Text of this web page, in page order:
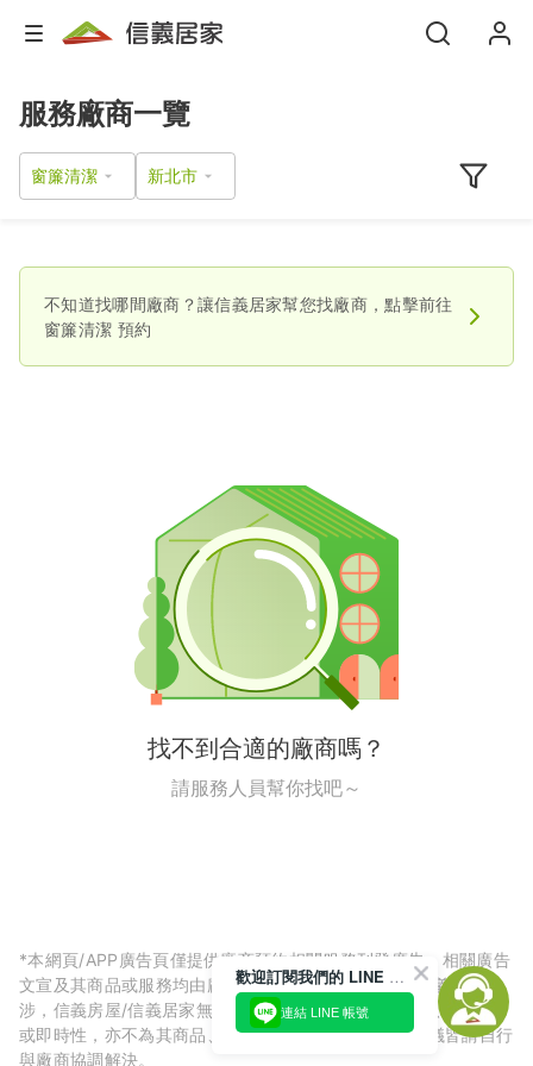
服務廠商一覽
窗簾清潔
不知道找哪間廠商？讓信義居家幫您找廠商，點擊前往
窗簾清潔 預約
找不到合適的廠商嗎？
請服務人員幫你找吧～
*本網頁/APP廣告頁僅提供廠商預約相關服務刊登廣告，相關廣告
文宣及其商品或服務均由廠商自行提供，與信義房屋/信義居家無
涉，信義房屋/信義居家無法擔保廠商廣告內容的正確性、可信度
或即時性，亦不為其商品、服務品質負責，所生任何爭議皆請自行
與廠商協調解決。
歡迎訂閱我們的 LINE 官方帳號
連結 LINE 帳號